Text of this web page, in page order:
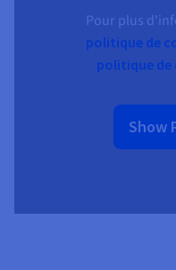
Pour plus
politique de
politique de
Show